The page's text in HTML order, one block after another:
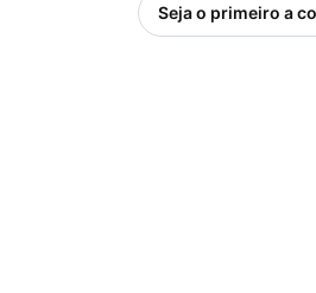
Seja o primeiro a